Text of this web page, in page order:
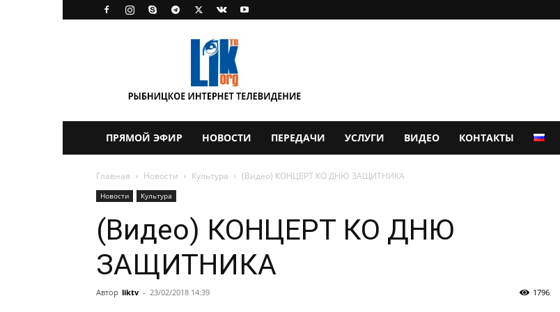
ПРЯМОЙ ЭФИР НОВОСТИ ПЕРЕДАЧИ УСЛУГИ ВИДЕО КОНТАКТЫ
Главная Новости Культура (Видео) КОНЦЕРТ КО ДНЮ ЗАЩИТНИКА
Новости Культура
(Видео) КОНЦЕРТ КО ДНЮ
ЗАЩИТНИКА
Автор liktv - 23/02/2018 14:39 1796